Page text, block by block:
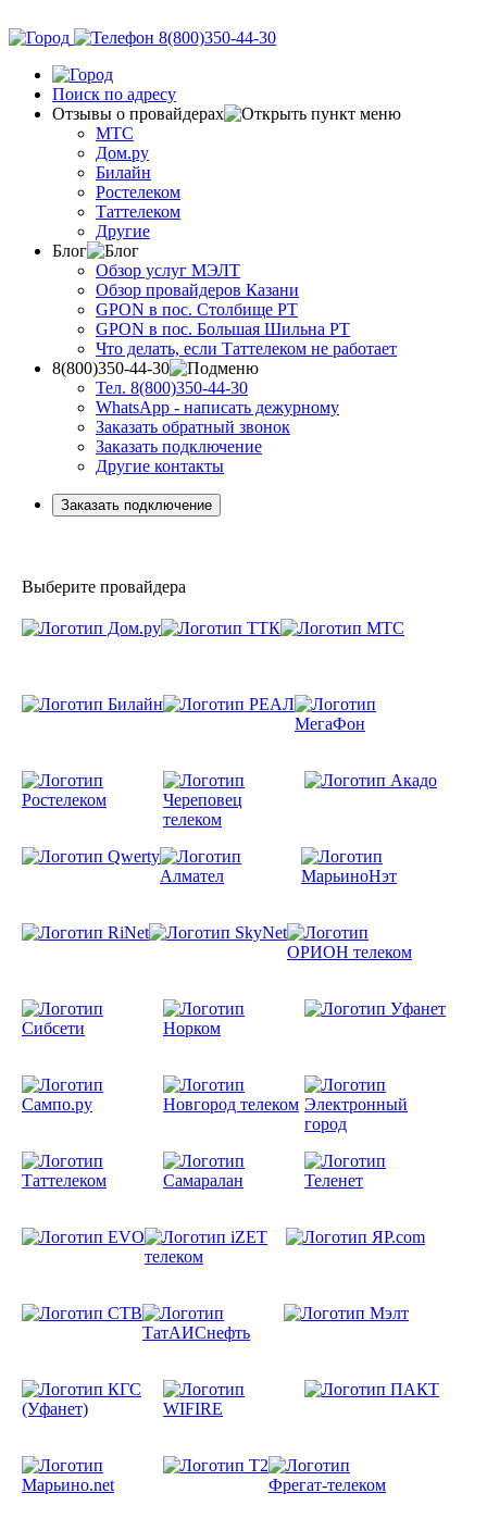
8(800)350-44-30
Поиск по адресу
Отзывы о провайдерах
МТС
Дом.ру
Билайн
Ростелеком
Таттелеком
Другие
Блог
Обзор услуг МЭЛТ
Обзор провайдеров Казани
GPON в пос. Столбище РТ
GPON в пос. Большая Шильна РТ
Что делать, если Таттелеком не работает
8(800)350-44-30
Тел. 8(800)350-44-30
WhatsApp - написать дежурному
Заказать обратный звонок
Заказать подключение
Другие контакты
Заказать подключение
Выберите провайдера